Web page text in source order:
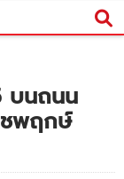
บนถนน
ชพฤกษ์